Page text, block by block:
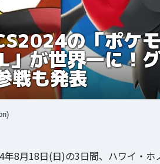
の「ポケ
」が世界一に！
戦も発表
8月18日(日)の3日間、ハワイ・ホ